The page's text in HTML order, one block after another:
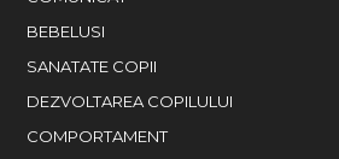
BEBELUSI
SANATATE COPII
DEZVOLTAREA COPILULUI
COMPORTAMENT